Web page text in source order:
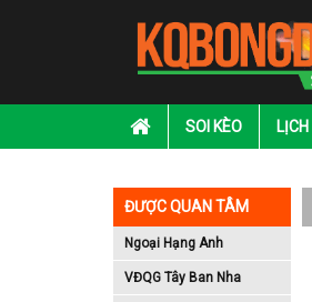
SOI KÈO LỊCH
ĐƯỢC QUAN TÂM
Ngoại Hạng Anh
VĐQG Tây Ban Nha